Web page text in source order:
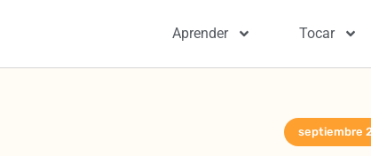
Aprender Tocar
septiembre